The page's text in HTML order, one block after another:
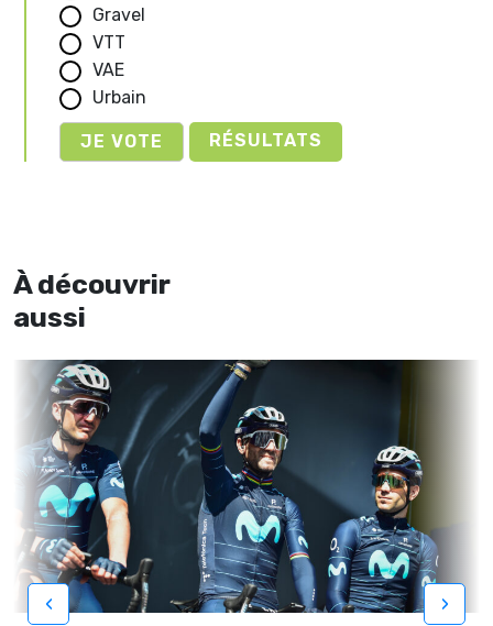
Gravel
VTT
VAE
Urbain
RÉSULTATS
À découvrir
aussi
‹ ›